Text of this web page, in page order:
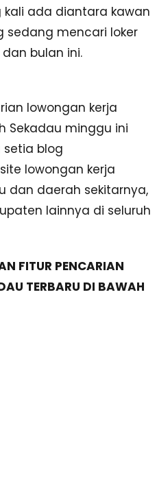
kali ada diantara kawan
sedang mencari loker
bulan ini.
lowongan kerja
Sekadau minggu ini
setia blog
lowongan kerja
dan daerah sekitarnya,
lainnya di seluruh
FITUR PENCARIAN
TERBARU DI BAWAH